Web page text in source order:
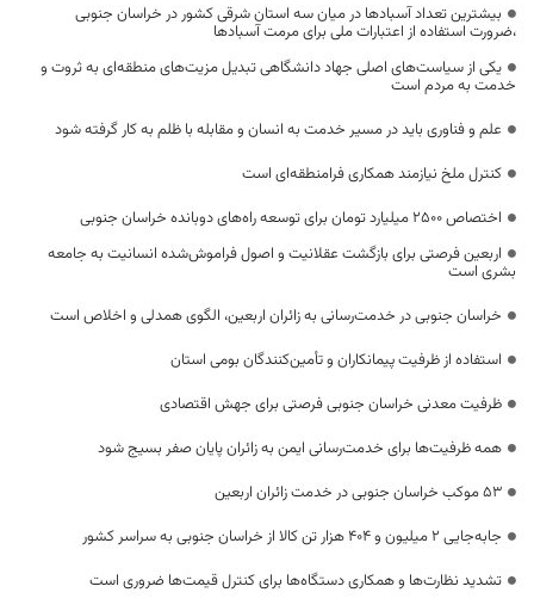
بیشترین تعداد آسبادها در میان سه استان شرقی کشور در خراسان جنوبی
،ضرورت استفاده از اعتبارات ملی برای مرمت آسبادها
یکی از سیاست‌های اصلی جهاد دانشگاهی تبدیل مزیت‌های منطقه‌ای به ثروت و
خدمت به مردم است
علم و فناوری باید در مسیر خدمت به انسان و مقابله با ظلم به کار گرفته شود
کنترل ملخ نیازمند همکاری فرامنطقه‌ای است
اختصاص 2500 میلیارد تومان برای توسعه راه‌های دوبانده خراسان جنوبی
اربعین فرصتی برای بازگشت عقلانیت و اصول فراموش‌شده انسانیت به جامعه
بشری است
خراسان جنوبی در خدمت‌رسانی به زائران اربعین، الگوی همدلی و اخلاص است
استفاده از ظرفیت پیمانکاران و تأمین‌کنندگان بومی استان
ظرفیت معدنی خراسان جنوبی فرصتی برای جهش اقتصادی
همه ظرفیت‌ها برای خدمت‌رسانی ایمن به زائران پایان صفر بسیج شود
53 موکب خراسان جنوبی در خدمت زائران اربعین
جابه‌جایی 2 میلیون و 404 هزار تن کالا از خراسان جنوبی به سراسر کشور
تشدید نظارت‌ها و همکاری دستگاه‌ها برای کنترل قیمت‌ها ضروری است